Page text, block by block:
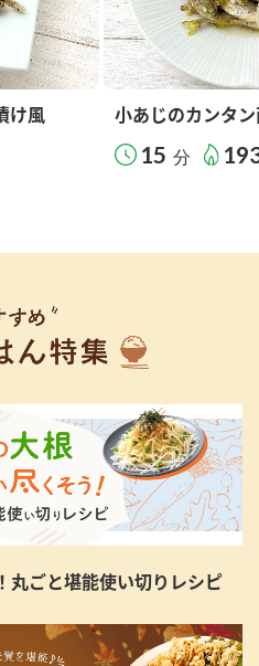
け風 小あじのカンタ
15 分
丸ごと堪能使い切りレシピ